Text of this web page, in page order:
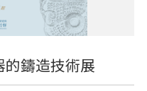
鑄造技術展